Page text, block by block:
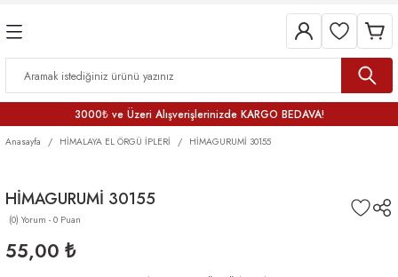
3000₺ ve Üzeri Alışverişlerinizde KARGO BEDAVA!
Anasayfa HİMALAYA EL ÖRGÜ İPLERİ HİMAGURUMİ 30155
HİMAGURUMİ 30155
(0) Yorum - 0 Puan
55,00 ₺